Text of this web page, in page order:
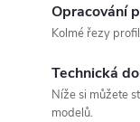
Opracování
Kolmé řezy
Technická
Níže si můžete
modelů.